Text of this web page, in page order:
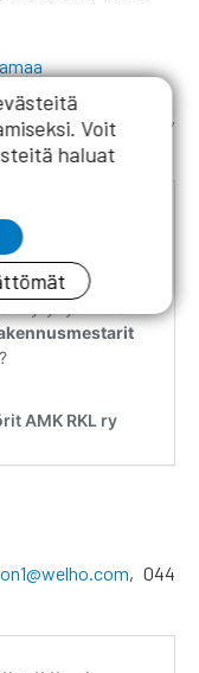
essi.pirttioja@rkl.fi ,
, 044
Voit
haluat